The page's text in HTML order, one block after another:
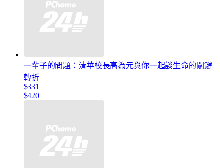
一輩子的問題：清華校長高為元與你一起談生命的關鍵
轉折
$331
$420